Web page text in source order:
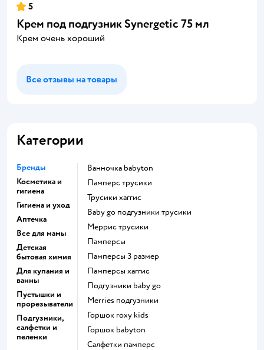
5
Крем под подгузник Synergetic 75 мл
Крем очень хороший
Все отзывы на товары
Категории
Бренды
Косметика и
гигиена
Гигиена и уход
Аптечка
Все для мамы
Детская
бытовая химия
Для купания и
ванны
Пустышки и
прорезыватели
Подгузники,
салфетки и
пеленки
ванночка babyton
памперс трусики
трусики хаггис
baby go подгузники трусики
меррис трусики
памперсы
памперсы 3 размер
памперсы хаггис
подгузники baby go
merries подгузники
горшок roxy kids
горшок babyton
салфетки памперс